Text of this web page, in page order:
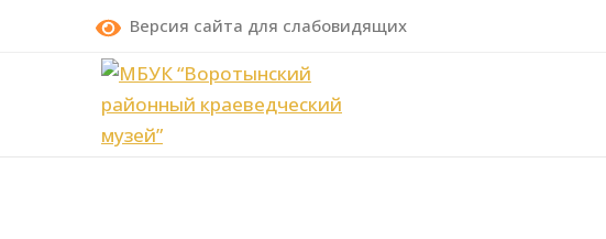
Версия сайта для слабовидящих